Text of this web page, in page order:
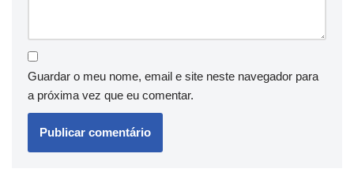
Guardar o meu nome, email e site neste navegador para
a próxima vez que eu comentar.